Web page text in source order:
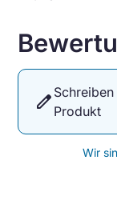
edit Produkt
Wir